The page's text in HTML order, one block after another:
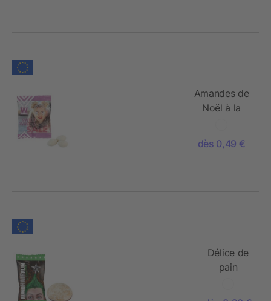
Amandes de
Noël à la
conventionnel
dès 0,49 €
Délice de
pain